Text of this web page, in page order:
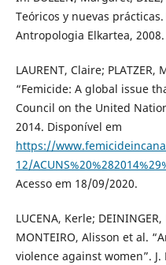
Teóricos y nuevas prácticas.
Antropologia Elkartea,
LAURENT, Claire;
“Femicide: A global issue
Council on the United
2014. Disponível em
https://
12/
Acesso em 18/09/2020.
LUCENA, Kerle;
MONTEIRO, Alisson et al.
violence against women”. J.